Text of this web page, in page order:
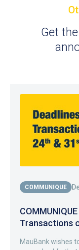
Get the
COMMUNIQUE
Transactions
MauBank wishes